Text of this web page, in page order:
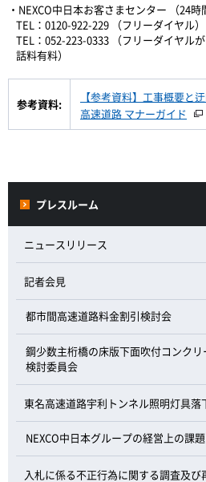
・NEXCO中日本お客さまセンター （24時
TEL：0120-922-229 （フリーダイヤル）
TEL：052-223-0333 （フリーダイヤル
話料有料）
参考資料:
【参考資料】工事概要と
高速道路 マナーガイド
プレスルーム
ニュースリリース
記者会見
都市間高速道路料金割引検討会
鋼少数主桁橋の床版下面吹付コンク
検討委員会
東名高速道路宇利トンネル照明灯具落
NEXCO中日本グループの経営上の課
入札に係る不正行為に関する調査及